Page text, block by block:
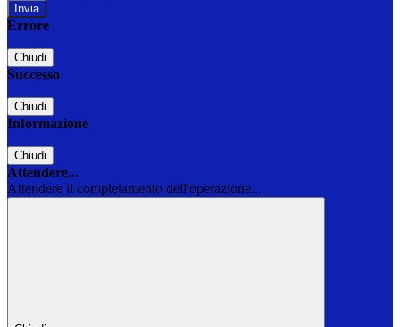
Errore
Chiudi
Successo
Chiudi
Informazione
Chiudi
Attendere...
Attendere il completamento dell'operazione...